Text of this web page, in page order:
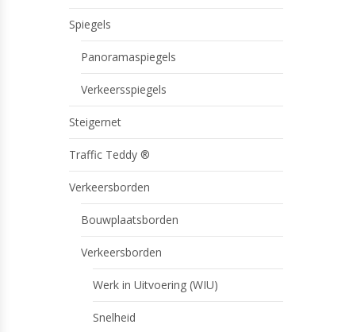
Spiegels
Panoramaspiegels
Verkeersspiegels
Steigernet
Traffic Teddy ®
Verkeersborden
Bouwplaatsborden
Verkeersborden
Werk in Uitvoering (WIU)
Snelheid